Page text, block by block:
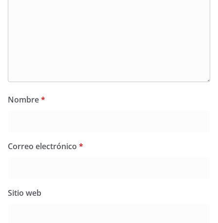
Nombre*
Correo electrónico *
Sitio web